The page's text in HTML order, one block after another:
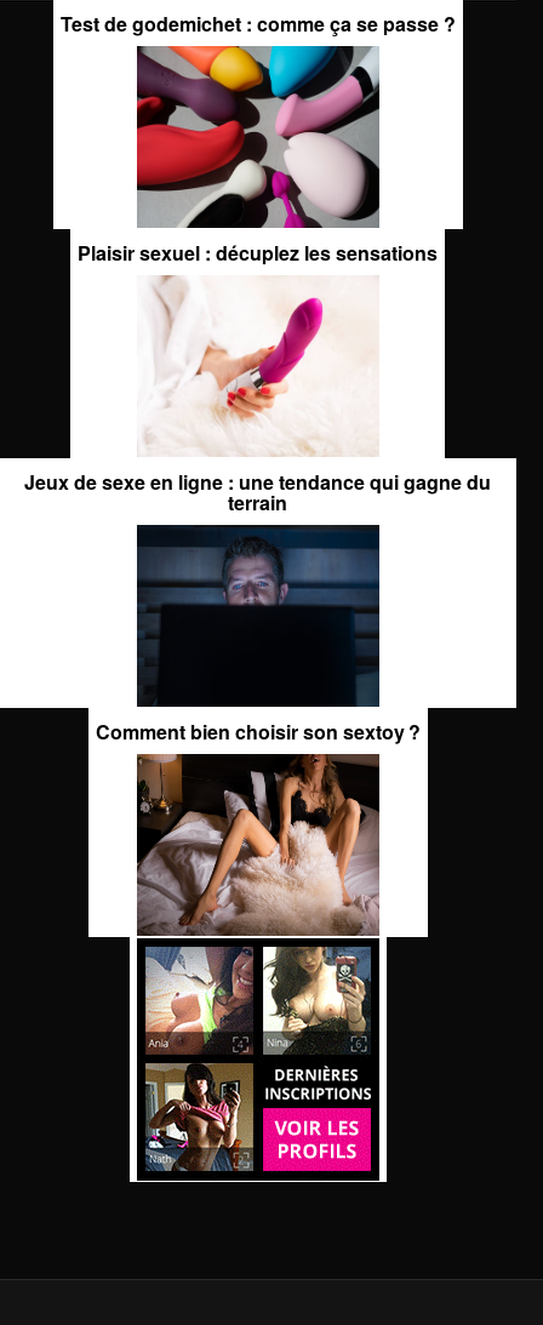
Test de godemichet : comme ça se passe ?
Plaisir sexuel : décuplez les sensations
Jeux de sexe en ligne : une tendance qui gagne du
terrain
Comment bien choisir son sextoy ?